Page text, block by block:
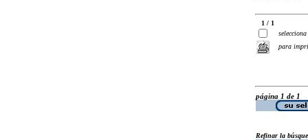
1 / 1
selecciona
para
página 1 de 1
Refinar la